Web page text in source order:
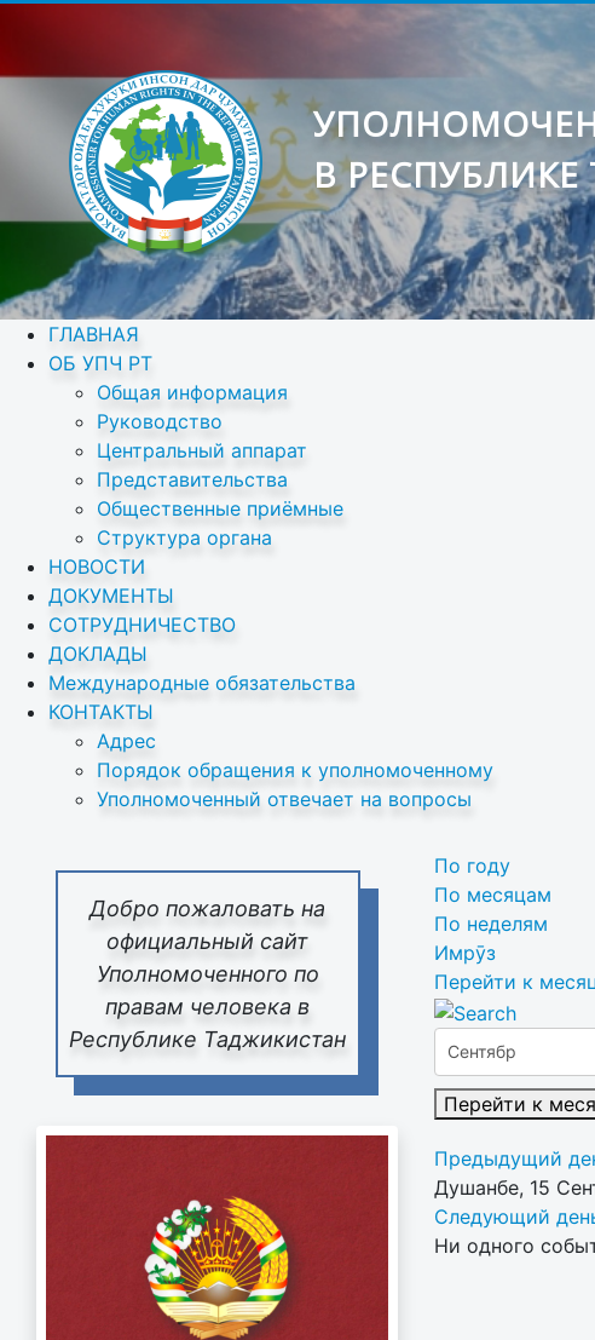
В
ГЛАВНАЯ
ОБ УПЧ РТ
Общая информация
Руководство
Центральный аппарат
Представительства
Общественные приёмные
Структура органа
НОВОСТИ
ДОКУМЕНТЫ
СОТРУДНИЧЕСТВО
ДОКЛАДЫ
Международные обязательства
КОНТАКТЫ
Адрес
Порядок обращения к уполномоченному
Уполномоченный отвечает на вопросы
Добро пожаловать на
официальный сайт
Уполномоченного по
правам человека в
Республике Таджикистан
По году
По месяцам
По неделям
Имрӯз
Перейти к
Перейти к
Предыдущий
Душанбе, 15
Следующий
Ни одного